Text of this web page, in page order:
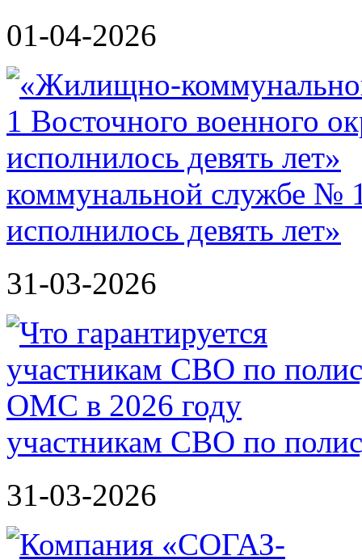
01-04-2026
коммунальной службе №
исполнилось девять лет»
31-03-2026
участникам СВО по
31-03-2026